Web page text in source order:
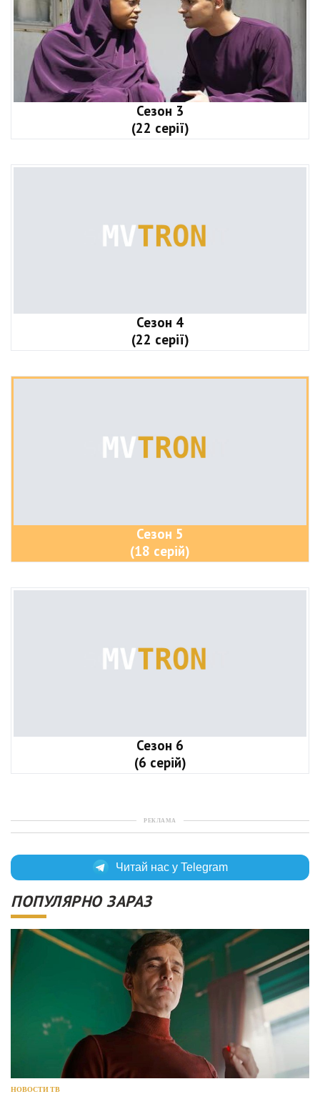
Сезон 3
(22 серії)
Сезон 4
(22 серії)
Сезон 5
(18 серій)
Сезон 6
(6 серій)
РЕКЛАМА
Читай нас у Telegram
ПОПУЛЯРНО ЗАРАЗ
НОВОСТИ ТВ